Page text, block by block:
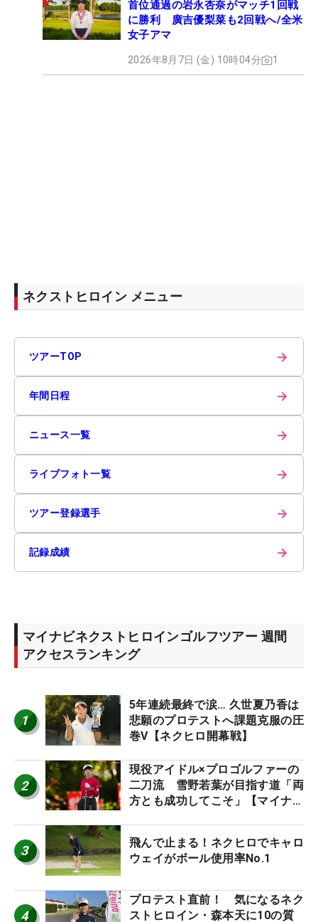
首位通過の岩永杏奈がマッチ1回戦
に勝利 廣吉優梨菜も2回戦へ/全米
女子アマ
2026年8月7日 (金) 10時04分 1
ネクストヒロイン メニュー
ツアーTOP →
年間日程 →
ニュース一覧 →
ライブフォト一覧 →
ツアー登録選手 →
記録成績 →
マイナビネクストヒロインゴルフツアー 週間
アクセスランキング
1
5年連続最終で涙… 久世夏乃香は
悲願のプロテストへ課題克服の圧
巻V【ネクヒロ開幕戦】
2
現役アイドル×プロゴルファーの
二刀流 雪野若葉が目指す道「両
方とも成功してこそ」【マイナビ
3
飛んで止まる！ネクヒロでキャロ
ウェイがボール使用率No.1
4
プロテスト直前！ 気になるネク
ストヒロイン・森本天に10の質